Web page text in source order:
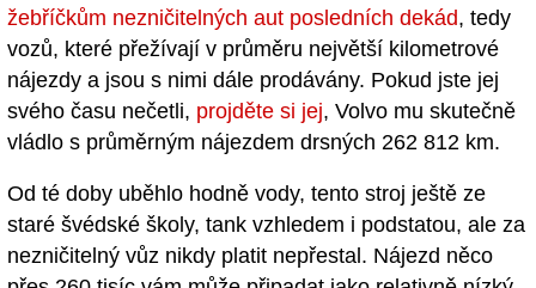
žebříčkům nezničitelných aut posledních dekád, tedy
vozů, které přežívají v průměru největší kilometrové
nájezdy a jsou s nimi dále prodávány. Pokud jste jej
svého času nečetli, projděte si jej, Volvo mu skutečně
vládlo s průměrným nájezdem drsných 262 812 km.
Od té doby uběhlo hodně vody, tento stroj ještě ze
staré švédské školy, tank vzhledem i podstatou, ale za
nezničitelný vůz nikdy platit nepřestal. Nájezd něco